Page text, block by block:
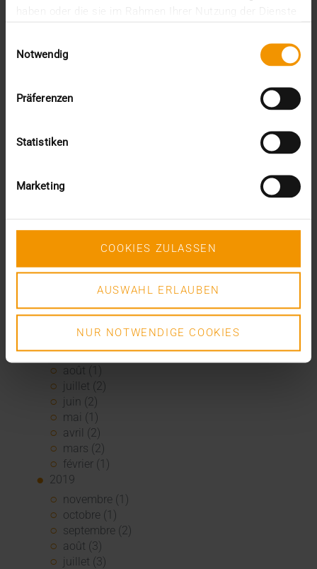
haben oder die sie im Rahmen Ihrer Nutzung der Dienste
Notwendig
Präferenzen
Statistiken
Marketing
COOKIES ZULASSEN
AUSWAHL ERLAUBEN
NUR NOTWENDIGE COOKIES
décembre (2)
mai (5)
2021
octobre (1)
février (1)
janvier (1)
novembre (1)
septembre (1)
août (1)
juillet (2)
juin (2)
mai (1)
avril (2)
mars (2)
février (1)
2019
novembre (1)
octobre (1)
septembre (2)
août (3)
juillet (3)